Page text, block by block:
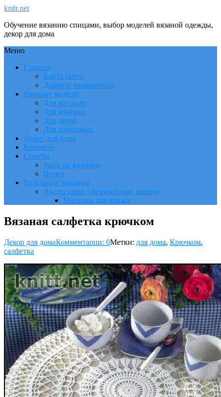
knitt.net
Обучение вязанию спицами, выбор моделей вязаной одежды,
декор для дома
Меню
Главная
Карта сайта
Давайте знакомиться
Вязаные модели
Для женщин
Для мужчин
Для детей
Для животных
Декор для дома
Крючком
Советы
Урок по вязанию
Видео
Вязальные машины
Аксессуары для вязальных машин
Моталки для пряжи
Вязаная салфетка крючком
Декор для домаКомментарии: 0Метки: для дома, Крючком,
салфетка